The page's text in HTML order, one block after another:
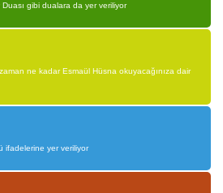
Duası gibi dualara da yer veriliyor
ne kadar Esmaül Hüsna okuyacağınıza dair
ifadelerine yer veriliyor